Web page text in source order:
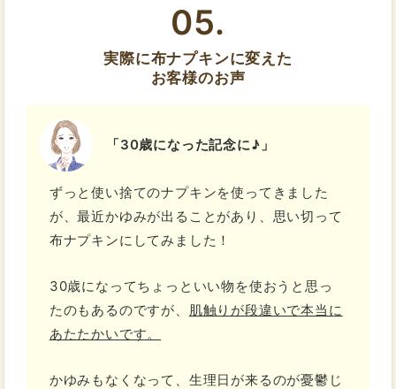
05.
実際に布ナプキンに変えた
お客様のお声
「30歳になった記念に♪」
ずっと使い捨てのナプキンを使ってきました
が、最近かゆみが出ることがあり、思い切って
布ナプキンにしてみました！
30歳になってちょっといい物を使おうと思っ
たのもあるのですが、 肌触りが段違いで本当に
あたたかいです。
かゆみもなくなって、生理日が来るのが憂鬱じ